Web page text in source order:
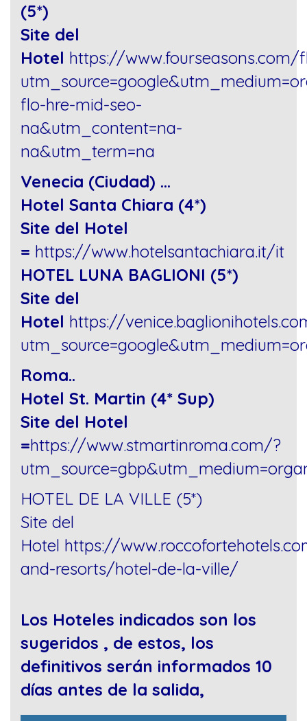
(5*)
Site del
Hotel https://www.fourseasons.com/
flo-hre-mid-seo-
na&utm_content=na-
na&utm_term=na
Venecia (Ciudad) …
Hotel Santa Chiara (4*)
Site del Hotel
= https://www.hotelsantachiara.it/it
HOTEL LUNA BAGLIONI (5*)
Site del
Hotel https://
Roma..
Hotel St. Martin (4* Sup)
Site del Hotel
=https://www.stmartinroma.com/?
HOTEL DE LA VILLE (5*)
Site del
Hotel https://
and-resorts/hotel-de-la-ville/
Los Hoteles indicados son los
sugeridos , de estos, los
definitivos serán informados 10
días antes de la salida,